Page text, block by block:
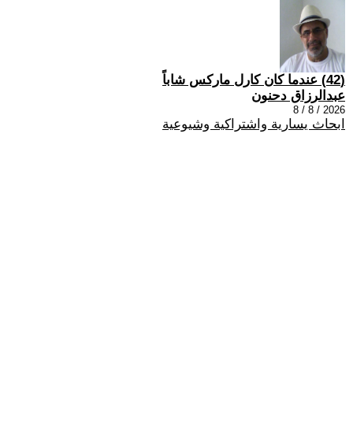
(42) عندما كان كارل ماركس شاباً
عبدالرزاق دحنون
2026 / 8 / 8
ابحاث يسارية واشتراكية وشيوعية